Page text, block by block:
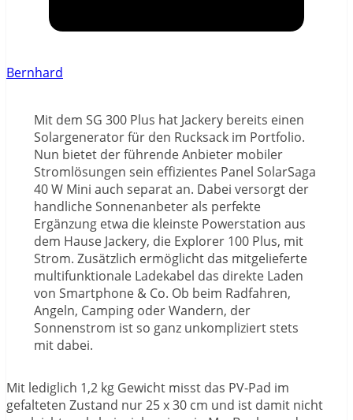
Bernhard
Mit dem SG 300 Plus hat Jackery bereits einen
Solargenerator für den Rucksack im Portfolio.
Nun bietet der führende Anbieter mobiler
Stromlösungen sein effizientes Panel SolarSaga
40 W Mini auch separat an. Dabei versorgt der
handliche Sonnenanbeter als perfekte
Ergänzung etwa die kleinste Powerstation aus
dem Hause Jackery, die Explorer 100 Plus, mit
Strom. Zusätzlich ermöglicht das mitgelieferte
multifunktionale Ladekabel das direkte Laden
von Smartphone & Co. Ob beim Radfahren,
Angeln, Camping oder Wandern, der
Sonnenstrom ist so ganz unkompliziert stets
mit dabei.
Mit lediglich 1,2 kg Gewicht misst das PV-Pad im
gefalteten Zustand nur 25 x 30 cm und ist damit nicht